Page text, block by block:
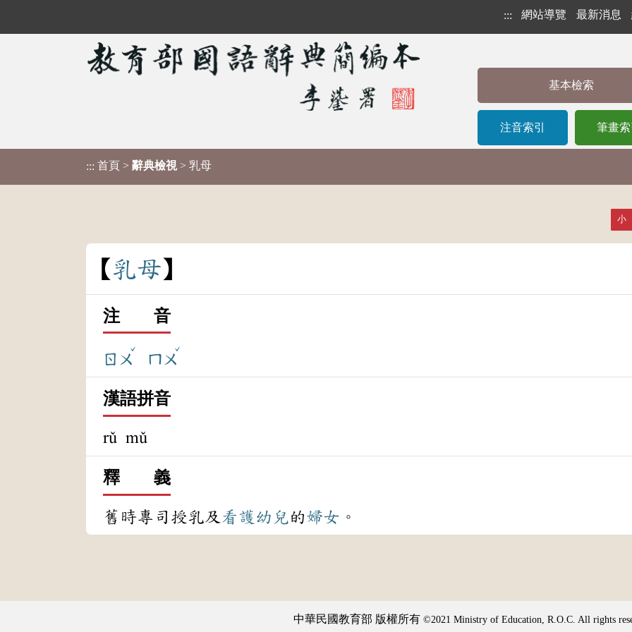
::: 網站導覽 最新消息
基本檢索
注音索引 筆畫索
::: 首頁 > 辭典檢視 > 乳母
小
乳母
注 音
ㄖㄨ
ˇ
ㄇㄨ
ˇ
漢語拼音
rǔ mǔ
釋 義
舊時專司授乳及 看護 幼兒 的婦女 。
中華民國教育部 版權所有 ©2021 Ministry of Education, R.O.C. All rights